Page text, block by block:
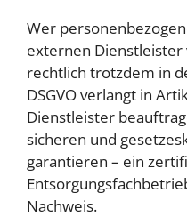
Wer
externen
rechtlich trotzdem in
DSGVO verlangt in
Dienstleister
sicheren und
garantieren – ein
Nachweis.